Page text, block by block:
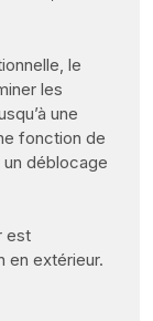
le
les
une
fonction de
déblocage
est
en extérieur.